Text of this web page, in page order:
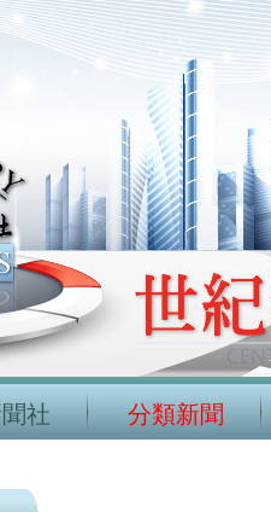
社 分類新聞